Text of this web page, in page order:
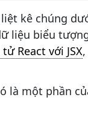
kê chúng
liệu biểu
React với JSX
là một phần